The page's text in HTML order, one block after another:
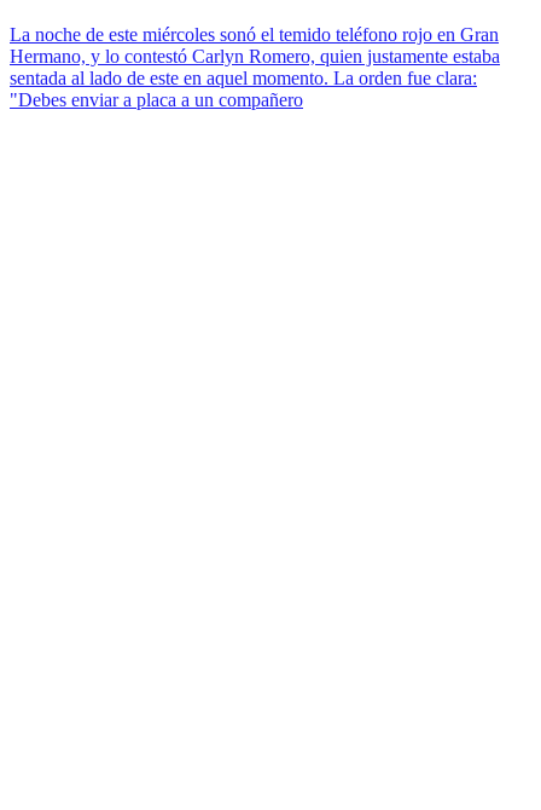
La noche de este miércoles sonó el temido teléfono rojo en Gran
Hermano, y lo contestó Carlyn Romero, quien justamente estaba
sentada al lado de este en aquel momento. La orden fue clara:
"Debes enviar a placa a un compañero